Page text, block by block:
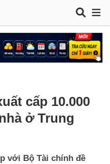
cấp 10.000
ở Trung
với Bộ Tài chính đề